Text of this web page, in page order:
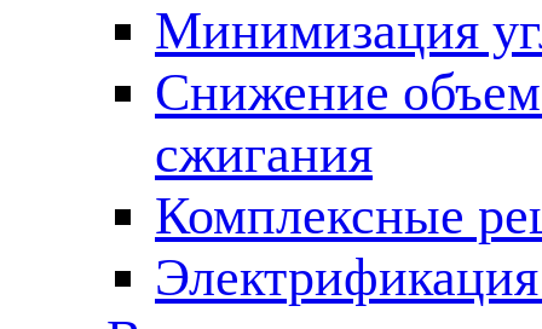
Минимизация
Снижение
сжигания
Комплексные